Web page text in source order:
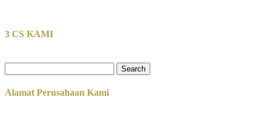
3 CS KAMI
for:
Alamat Perusahaan Kami